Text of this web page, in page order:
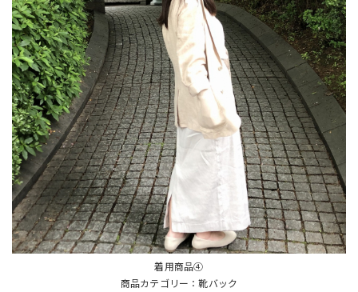
着用商品④
商品カテゴリー：靴バック